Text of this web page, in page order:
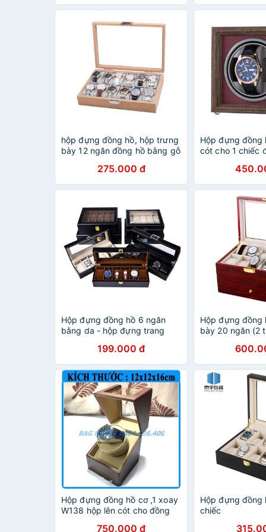
hộp đựng đồng hồ, hộp trưng
bày 12 ngăn đồng hồ bằng gỗ
275.000 đ
Hộp đựng đồng
cót cho 1 chiếc
Hộp đựng đồng hồ 6 ngăn
bằng da - hộp đựng trang
199.000 đ
Hộp đựng đồng
bày 20 ngăn (2
Hộp đựng đồng hồ cơ ,1 xoay
W138 hộp lên cót cho đồng
750.000 đ
Hộp đựng đồng
chiếc